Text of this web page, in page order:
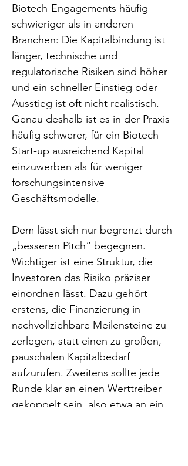
Biotech-Engagements häufig
schwieriger als in anderen
Branchen: Die Kapitalbindung ist
länger, technische und
regulatorische Risiken sind höher
und ein schneller Einstieg oder
Ausstieg ist oft nicht realistisch.
Genau deshalb ist es in der Praxis
häufig schwerer, für ein Biotech-
Start-up ausreichend Kapital
einzuwerben als für weniger
forschungsintensive
Geschäftsmodelle.
Dem lässt sich nur begrenzt durch
„besseren Pitch“ begegnen.
Wichtiger ist eine Struktur, die
Investoren das Risiko präziser
einordnen lässt. Dazu gehört
erstens, die Finanzierung in
nachvollziehbare Meilensteine zu
zerlegen, statt einen zu großen,
pauschalen Kapitalbedarf
aufzurufen. Zweitens sollte jede
Runde klar an einen Werttreiber
gekoppelt sein, also etwa an ein